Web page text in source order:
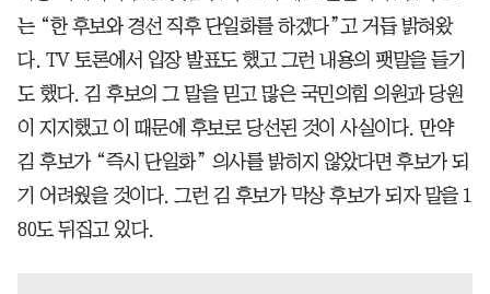
는 “한 후보와 경선 직후 단일화를 하겠다”고 거듭 밝혀왔
다. TV 토론에서 입장 발표도 했고 그런 내용의 팻말을 들기
도 했다. 김 후보의 그 말을 믿고 많은 국민의힘 의원과 당원
이 지지했고 이 때문에 후보로 당선된 것이 사실이다. 만약
김 후보가 “즉시 단일화” 의사를 밝히지 않았다면 후보가 되
기 어려웠을 것이다. 그런 김 후보가 막상 후보가 되자 말을 1
80도 뒤집고 있다.